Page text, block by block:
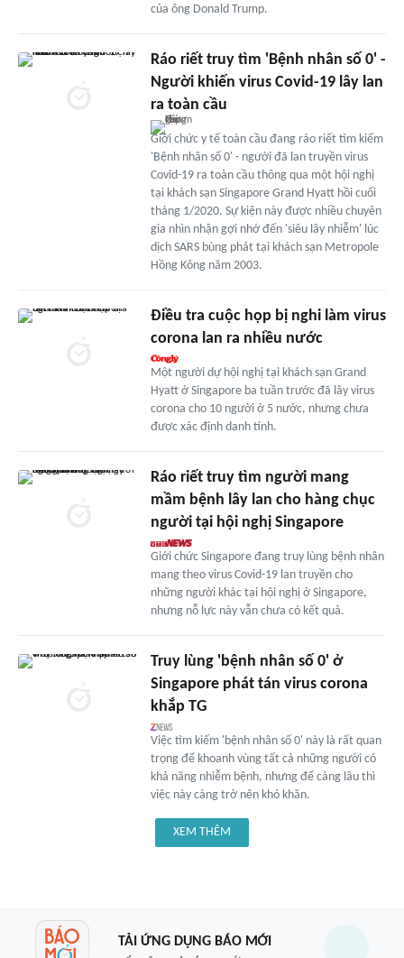
của ông Donald Trump.
Ráo riết truy tìm 'Bệnh nhân số 0' -
Người khiến virus Covid-19 lây lan
ra toàn cầu
Giới chức y tế toàn cầu đang ráo riết tìm kiếm
'Bệnh nhân số 0' - người đã lan truyền virus
Covid-19 ra toàn cầu thông qua một hội nghị
tại khách sạn Singapore Grand Hyatt hồi cuối
tháng 1/2020. Sự kiện này được nhiều chuyên
gia nhìn nhận gợi nhớ đến 'siêu lây nhiễm' lúc
dịch SARS bùng phát tại khách sạn Metropole
Hồng Kông năm 2003.
Điều tra cuộc họp bị nghi làm virus
corona lan ra nhiều nước
Một người dự hội nghị tại khách sạn Grand
Hyatt ở Singapore ba tuần trước đã lây virus
corona cho 10 người ở 5 nước, nhưng chưa
được xác định danh tính.
Ráo riết truy tìm người mang
mầm bệnh lây lan cho hàng chục
người tại hội nghị Singapore
Giới chức Singapore đang truy lùng bệnh nhân
mang theo virus Covid-19 lan truyền cho
những người khác tại hội nghị ở Singapore,
nhưng nỗ lực này vẫn chưa có kết quả.
Truy lùng 'bệnh nhân số 0' ở
Singapore phát tán virus corona
khắp TG
Việc tìm kiếm 'bệnh nhân số 0' này là rất quan
trọng để khoanh vùng tất cả những người có
khả năng nhiễm bệnh, nhưng để càng lâu thì
việc này càng trở nên khó khăn.
XEM THÊM
TẢI ỨNG DỤNG BÁO MỚI